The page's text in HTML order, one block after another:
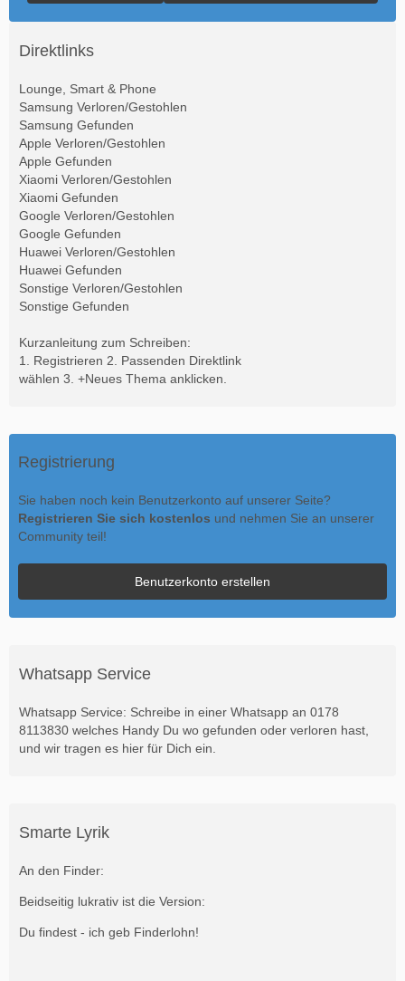
Direktlinks
Lounge, Smart & Phone
Samsung Verloren/Gestohlen
Samsung Gefunden
Apple Verloren/Gestohlen
Apple Gefunden
Xiaomi Verloren/Gestohlen
Xiaomi Gefunden
Google Verloren/Gestohlen
Google Gefunden
Huawei Verloren/Gestohlen
Huawei Gefunden
Sonstige Verloren/Gestohlen
Sonstige Gefunden
Kurzanleitung zum Schreiben:
1. Registrieren 2. Passenden Direktlink
wählen 3. +Neues Thema anklicken.
Registrierung
Sie haben noch kein Benutzerkonto auf unserer Seite?
Registrieren Sie sich kostenlos und nehmen Sie an unserer
Community teil!
Benutzerkonto erstellen
Whatsapp Service
Whatsapp Service: Schreibe in einer Whatsapp an 0178
8113830 welches Handy Du wo gefunden oder verloren hast,
und wir tragen es hier für Dich ein.
Smarte Lyrik
An den Finder:
Beidseitig lukrativ ist die Version:
Du findest - ich geb Finderlohn!